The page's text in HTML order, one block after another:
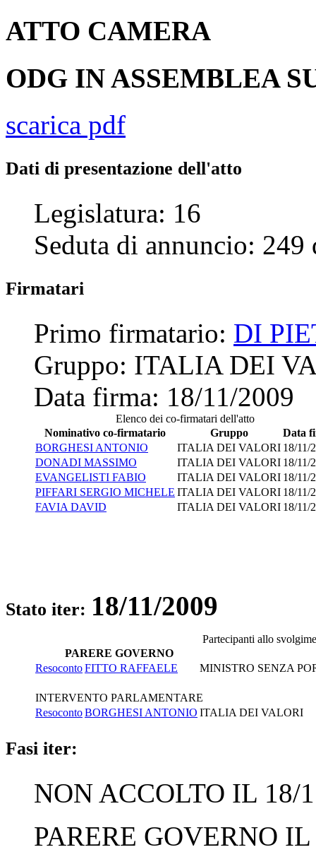
ATTO CAMERA
ODG IN ASSEMBLEA
scarica pdf
Dati di presentazione dell'atto
Legislatura: 16
Seduta di annuncio: 249
Firmatari
Primo firmatario: DI
Gruppo: ITALIA DEI
Data firma: 18/11/2009
Elenco dei co-firmatari dell'atto
Nominativo co-firmatario
Gruppo
Data
BORGHESI ANTONIO
ITALIA DEI VALORI 18/11/
DONADI MASSIMO
ITALIA DEI VALORI 18/11/
EVANGELISTI FABIO
ITALIA DEI VALORI 18/11/
PIFFARI SERGIO MICHELE ITALIA DEI VALORI 18/11/
FAVIA DAVID
ITALIA DEI VALORI 18/11/
Stato iter: 18/11/2009
Partecipanti allo
PARERE GOVERNO
ResocontoFITTO RAFFAELE MINISTRO SENZA
INTERVENTO PARLAMENTARE
ResocontoBORGHESI ANTONIO ITALIA DEI VALORI
Fasi iter:
NON ACCOLTO IL 18/
PARERE GOVERNO